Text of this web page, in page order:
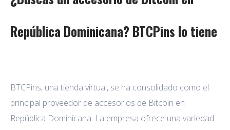
República Dominicana? BTCPins lo tiene
BTCPins, una tienda virtual, se ha consolidado como el
principal proveedor de accesorios de Bitcoin en
República Dominicana. La empresa ofrece una variedad